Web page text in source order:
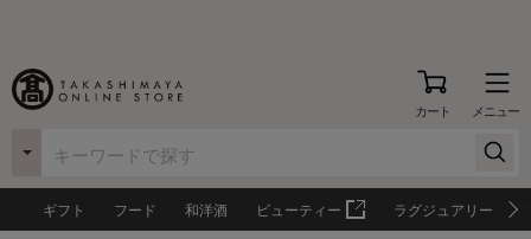
カート メニュー
ギフト フード 和洋酒 ビューティー ラグジュアリー